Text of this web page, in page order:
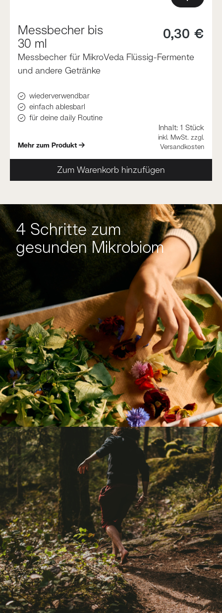
Messbecher bis
30 ml
0,30 €
Messbecher für MikroVeda Flüssig-Fermente
und andere Getränke
wiederverwendbar
einfach ablesbarl
für deine daily Routine
Mehr zum Produkt
Inhalt: 1 Stück
inkl. MwSt. zzgl.
Versandkosten
Zum Warenkorb hinzufügen
4 Schritte zum
gesunden Mikrobiom